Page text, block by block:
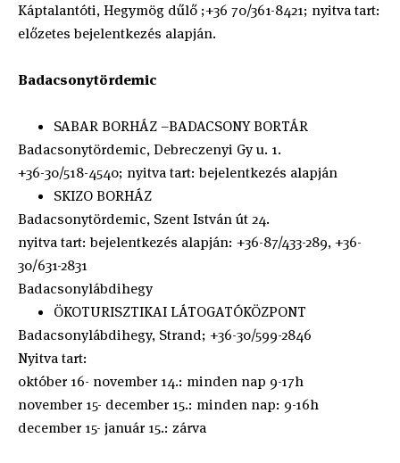
Káptalantóti, Hegymög dűlő ;+36 70/361-8421; nyitva tart:
előzetes bejelentkezés alapján.
Badacsonytördemic
SABAR BORHÁZ –BADACSONY BORTÁR
Badacsonytördemic, Debreczenyi Gy u. 1.
+36-30/518-4540; nyitva tart: bejelentkezés alapján
SKIZO BORHÁZ
Badacsonytördemic, Szent István út 24.
nyitva tart: bejelentkezés alapján: +36-87/433-289, +36-
30/631-2831
Badacsonylábdihegy
ÖKOTURISZTIKAI LÁTOGATÓKÖZPONT
Badacsonylábdihegy, Strand; +36-30/599-2846
Nyitva tart:
október 16- november 14.: minden nap 9-17h
november 15- december 15.: minden nap: 9-16h
december 15- január 15.: zárva